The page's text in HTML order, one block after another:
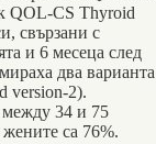
QOL-CS Thyroid
свързани с
и 6 месеца след
два варианта
version-2).
между 34 и 75
са 76%.